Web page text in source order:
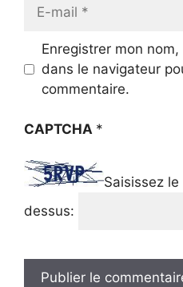
mail
Enregistrer mon
dans le navigateur
commentaire.
CAPTCHA *
Saisissez
dessus: